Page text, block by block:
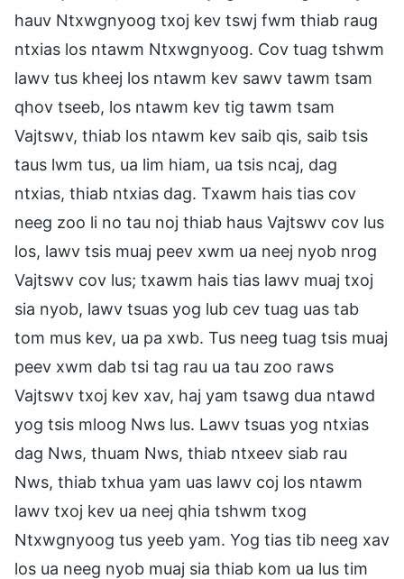
hauv Ntxwgnyoog txoj kev tswj fwm thiab raug
ntxias los ntawm Ntxwgnyoog. Cov tuag tshwm
lawv tus kheej los ntawm kev sawv tawm tsam
qhov tseeb, los ntawm kev tig tawm tsam
Vajtswv, thiab los ntawm kev saib qis, saib tsis
taus lwm tus, ua lim hiam, ua tsis ncaj, dag
ntxias, thiab ntxias dag. Txawm hais tias cov
neeg zoo li no tau noj thiab haus Vajtswv cov lus
los, lawv tsis muaj peev xwm ua neej nyob nrog
Vajtswv cov lus; txawm hais tias lawv muaj txoj
sia nyob, lawv tsuas yog lub cev tuag uas tab
tom mus kev, ua pa xwb. Tus neeg tuag tsis muaj
peev xwm dab tsi tag rau ua tau zoo raws
Vajtswv txoj kev xav, haj yam tsawg dua ntawd
yog tsis mloog Nws lus. Lawv tsuas yog ntxias
dag Nws, thuam Nws, thiab ntxeev siab rau
Nws, thiab txhua yam uas lawv coj los ntawm
lawv txoj kev ua neej qhia tshwm txog
Ntxwgnyoog tus yeeb yam. Yog tias tib neeg xav
los ua neeg nyob muaj sia thiab kom ua lus tim